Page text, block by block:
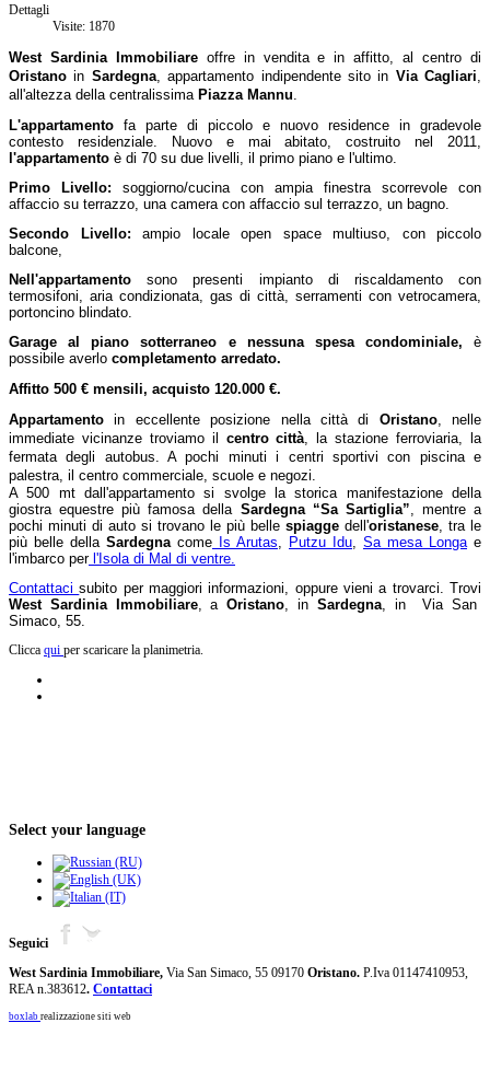
Dettagli
Visite: 1870
West Sardinia Immobiliareoffre in vendita e in affitto, al centro di
Oristano in Sardegna, appartamento indipendente sito in Via Cagliari,
all'altezza della centralissima Piazza Mannu.
L'appartamento fa parte di piccolo e nuovo residence in gradevole
contesto residenziale. Nuovo e mai abitato, costruito nel 2011,
l'appartamento è di 70 su due livelli, il primo piano e l'ultimo.
Primo Livello: soggiorno/cucina con ampia finestra scorrevole con
affaccio su terrazzo, una camera con affaccio sul terrazzo, un bagno.
Secondo Livello: ampio locale open space multiuso, con piccolo
balcone,
Nell'appartamento sono presenti impianto di riscaldamento con
termosifoni, aria condizionata, gas di città, serramenti con vetrocamera,
portoncino blindato.
Garage al piano sotterraneo e nessuna spesa condominiale, è
possibile averlo completamento arredato.
Affitto 500 € mensili, acquisto 120.000 €.
Appartamento in eccellente posizione nella città di Oristano, nelle
immediate vicinanze troviamo il centro città, la stazione ferroviaria, la
fermata degli autobus. A pochi minuti i centri sportivi con piscina e
palestra, il centro commerciale, scuole e negozi.
A 500 mt dall'appartamento si svolge la storica manifestazione della
giostra equestre più famosa della Sardegna “Sa Sartiglia”, mentre a
pochi minuti di auto si trovano le più belle spiagge dell'oristanese, tra le
più belle della Sardegnacome Is Arutas, Putzu Idu, Sa mesa Longae
l'imbarco perl'Isola di Mal di ventre.
Contattacisubito per maggiori informazioni, oppure vieni a trovarci. Trovi
West Sardinia Immobiliare, aOristano, in Sardegna, in Via San
Simaco, 55.
Clicca qui per scaricare la planimetria.
Select your language
Seguici
West Sardinia Immobiliare, Via San Simaco, 55 09170 Oristano. P.Iva 01147410953,
REA n.383612. Contattaci
boxlab realizzazione siti web